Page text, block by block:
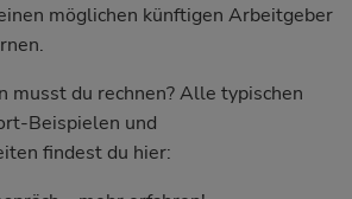
möglichen künftigen Arbeitgeber
musst du rechnen? Alle typischen
Beispielen und
findest du hier: